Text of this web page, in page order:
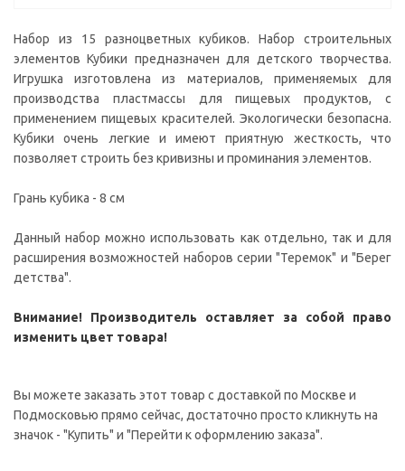
Набор из 15 разноцветных кубиков. Набор строительных
элементов Кубики предназначен для детского творчества.
Игрушка изготовлена из материалов, применяемых для
производства пластмассы для пищевых продуктов, с
применением пищевых красителей. Экологически безопасна.
Кубики очень легкие и имеют приятную жесткость, что
позволяет строить без кривизны и проминания элементов.
Грань кубика - 8 см
Данный набор можно использовать как отдельно, так и для
расширения возможностей наборов серии "Теремок" и "Берег
детства".
Внимание! Производитель оставляет за собой право
изменить цвет товара!
Вы можете заказать этот товар с доставкой по Москве и
Подмосковью прямо сейчас, достаточно просто кликнуть на
значок - "Купить" и "Перейти к оформлению заказа".